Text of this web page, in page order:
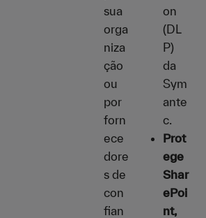
sua
orga
niza
ção
ou
por
forn
ece
dore
s de
con
fian
on
(DL
P)
da
Sym
ante
c.
Prot
ege
Shar
ePoi
nt,